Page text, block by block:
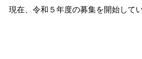
現在、令和５年度の募集を開始してい